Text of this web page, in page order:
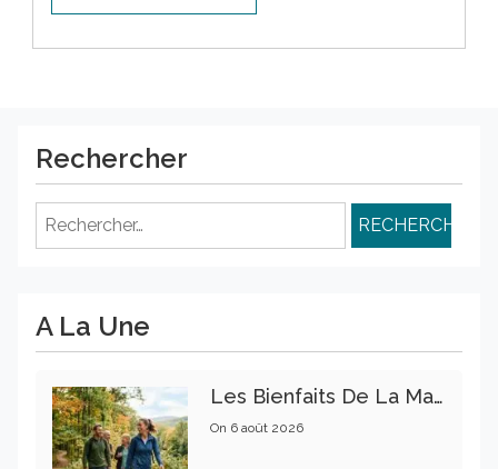
Rechercher
Rechercher :
A La Une
Les Bienfaits De La Marche Sur La Santé Physique Et Mentale
On 6 août 2026